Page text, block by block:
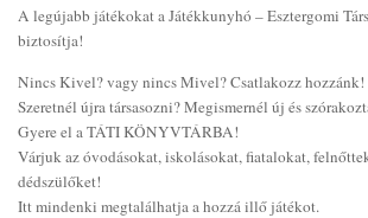
A legújabb játékokat a Játékkunyhó – Esztergomi
biztosítja!
Nincs Kivel? vagy nincs Mivel? Csatlakozz hozzánk!
Szeretnél újra társasozni? Megismernél új és
Gyere el a TÁTI KÖNYVTÁRBA!
Várjuk az óvodásokat, iskolásokat, fiatalokat,
dédszülőket!
Itt mindenki megtalálhatja a hozzá illő játékot.